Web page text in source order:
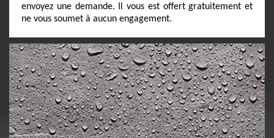
envoyez une demande. Il vous est offert gratuitement et
ne vous soumet à aucun engagement.